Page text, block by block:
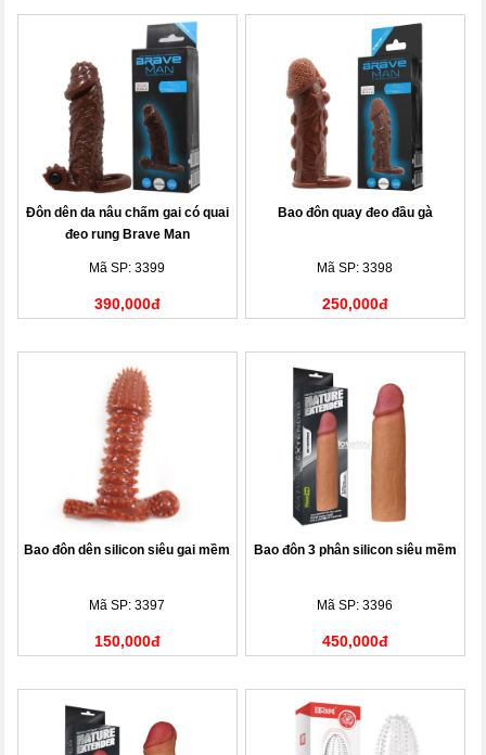
Đôn dên da nâu chấm gai có quai
đeo rung Brave Man
Mã SP: 3399
390,000đ
Bao đôn quay đeo đầu gà
Mã SP: 3398
250,000đ
Bao đôn dên silicon siêu gai mềm
Mã SP: 3397
150,000đ
Bao đôn 3 phân silicon siêu mềm
Mã SP: 3396
450,000đ